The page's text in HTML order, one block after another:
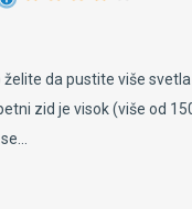
želite da pustite više svetla
zid je visok (više od